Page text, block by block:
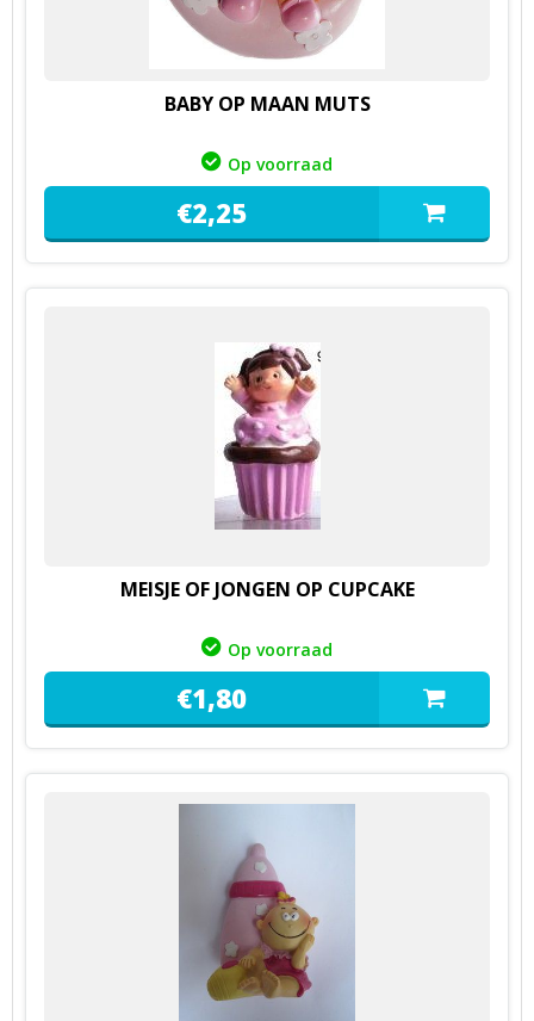
BABY OP MAAN MUTS
Op voorraad
€2,25
MEISJE OF JONGEN OP CUPCAKE
Op voorraad
€1,80